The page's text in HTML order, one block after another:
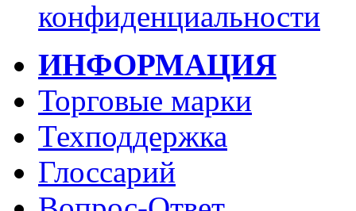
конфиденциальности
ИНФОРМАЦИЯ
Торговые марки
Техподдержка
Глоссарий